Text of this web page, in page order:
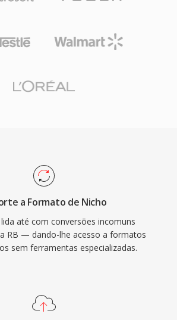
a Formato de Nicho
até com conversões incomuns
RB — dando-lhe acesso a formatos
sem ferramentas especializadas.